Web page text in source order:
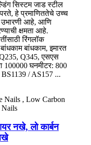
सिस्टम जाड स्टील
हे प्रमाणिततेचे उच्च
आहे, आणि
क्षमता आहे.
रिंगलॉक
बांधकाम, इमारत
Q345, एसएस
100000 घनमीटर: 800
BS1139 / AS157 ...
नखे, लो कार्बन